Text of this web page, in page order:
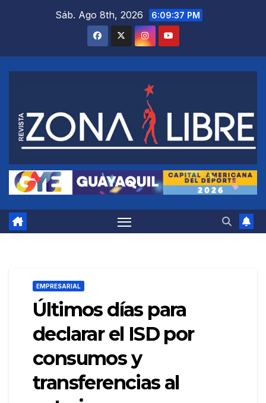
Sáb. Ago 8th, 2026 6:09:38 PM
EMPRESARIAL
Últimos días para
declarar el ISD por
consumos y
transferencias al